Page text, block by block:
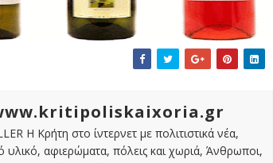
Η Κρήτη στο ίντερνετ με πολιτιστικά νέα,
αφιερώματα, πόλεις και χωριά, Άνθρωποι,